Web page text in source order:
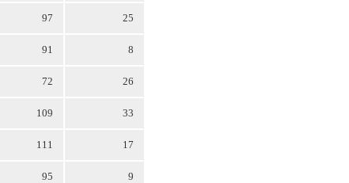
97 25
91 8
72 26
109 33
111 17
95 9